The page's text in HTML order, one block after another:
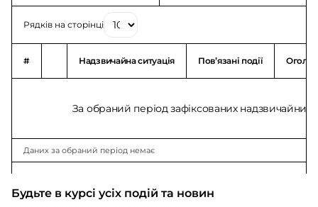
Рядків на сторінці
# Надзвичайна ситуація Повʼязані події
За обраний період зафіксованих надзвичайних
Даних за обраний період немає
Будьте в курсі усіх подій та новин